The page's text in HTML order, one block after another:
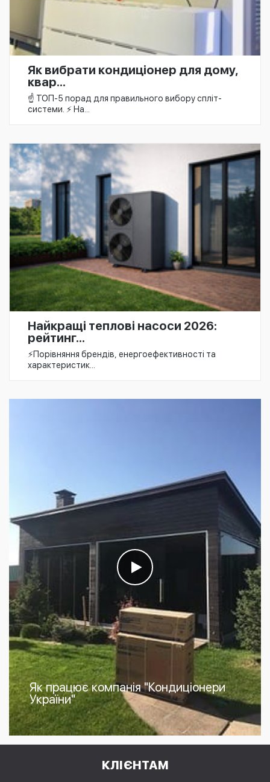
Як вибрати кондиціонер для дому,
квар...
☝️ ТОП-5 порад для правильного вибору спліт-
системи. ⚡ На...
Найкращі теплові насоси 2026:
рейтинг...
⚡️Порівняння брендів, енергоефективності та
характеристик...
Як працює компанія "Кондиціонери
України"
КЛІЄНТАМ